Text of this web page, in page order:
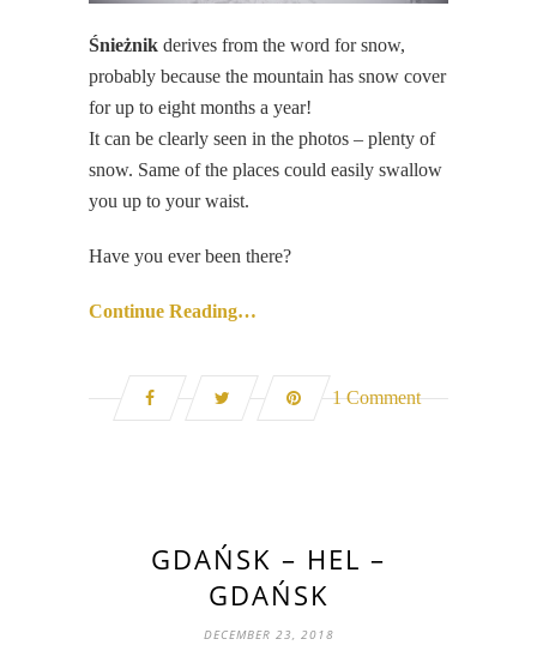
Śnieżnik derives from the word for snow,
probably because the mountain has snow cover
for up to eight months a year!
It can be clearly seen in the photos – plenty of
snow. Same of the places could easily swallow
you up to your waist.
Have you ever been there?
Continue Reading…
1 Comment
GDAŃSK – HEL –
GDAŃSK
DECEMBER 23, 2018